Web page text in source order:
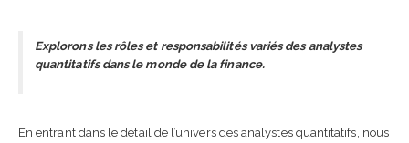
Explorons les rôles et responsabilités variés des analystes
quantitatifs dans le monde de la finance.
En entrant dans le détail de l’univers des analystes quantitatifs, nous